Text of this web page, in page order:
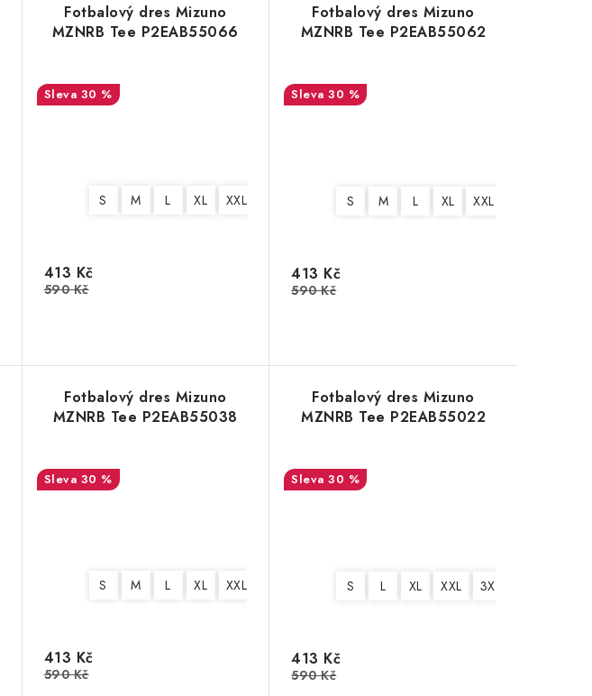
Fotbalový dres Mizuno
MZNRB Tee P2EAB55066
30 %
S M L XL XXL
413 Kč
590 Kč
Fotbalový dres Mizuno
MZNRB Tee P2EAB55062
30 %
S M L XL XXL
413 Kč
590 Kč
Fotbalový dres Mizuno
MZNRB Tee P2EAB55038
30 %
S M L XL XXL
413 Kč
590 Kč
Fotbalový dres Mizuno
MZNRB Tee P2EAB55022
30 %
S L XL XXL 3XL
413 Kč
590 Kč